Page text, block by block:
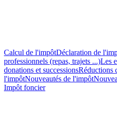
Calcul de l'impôtDéclaration de
professionnels (repas, trajets ...)Les
donations et successionsRéductions
l'impôtNouveautés de l'impôt
Impôt foncier